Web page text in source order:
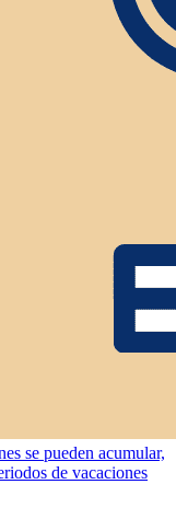
se pueden acumular,
de vacaciones